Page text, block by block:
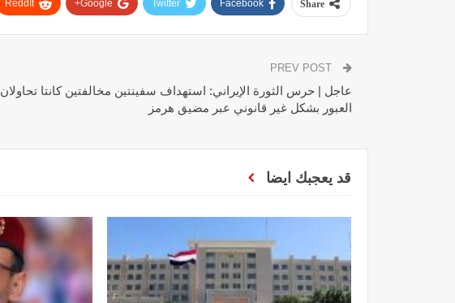
Share
Facebook
Twitter
Google+
ReddIt
عاجل | حرس الثورة الإيراني: استهداف سفينتين مخالفتين كانتا تحاولان
العبور بشكل غير قانوني عبر مضيق هرمز
قد يعجبك ايضا